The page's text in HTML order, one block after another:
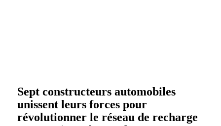
Sept constructeurs automobiles
unissent leurs forces pour
révolutionner le réseau de recharge